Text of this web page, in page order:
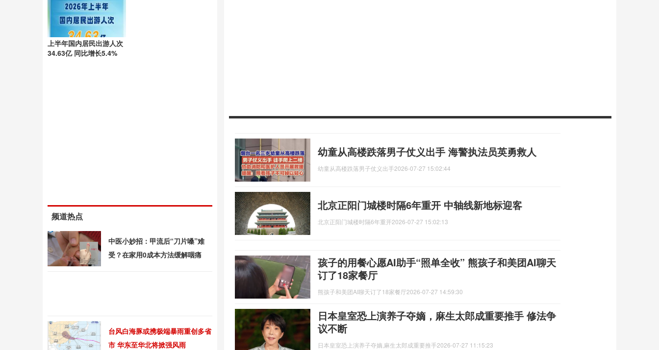
幼童从高楼跌落男子仗义出手 海警执法员英勇救人
幼童从高楼跌落男子仗义出手2026-07-27 15:02:44
北京正阳门城楼时隔6年重开 中轴线新地标迎客
北京正阳门城楼时隔6年重开2026-07-27 15:02:13
孩子的用餐心愿AI助手“照单全收” 熊孩子和美团AI聊天
订了18家餐厅
熊孩子和美团AI聊天订了18家餐厅2026-07-27 14:59:30
日本皇室恐上演养子夺嫡，麻生太郎成重要推手 修法争
议不断
日本皇室恐上演养子夺嫡,麻生太郎成重要推手2026-07-27 11:15:23
上半年国内居民出游人次
34.63亿 同比增长5.4%
频道热点
中医小妙招：甲流后“刀片嗓”难
受？在家用0成本方法缓解咽痛
台风白海豚或携极端暴雨重创多省
市 华东至华北将掀强风雨